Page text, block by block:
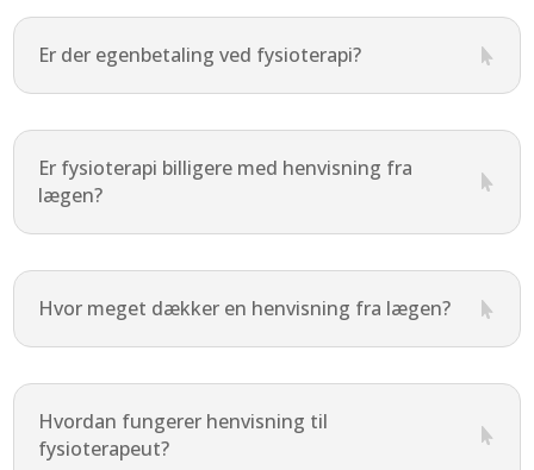

Er der egenbetaling ved fysioterapi?

Er fysioterapi billigere med henvisning fra
lægen?

Hvor meget dækker en henvisning fra lægen?

Hvordan fungerer henvisning til
fysioterapeut?